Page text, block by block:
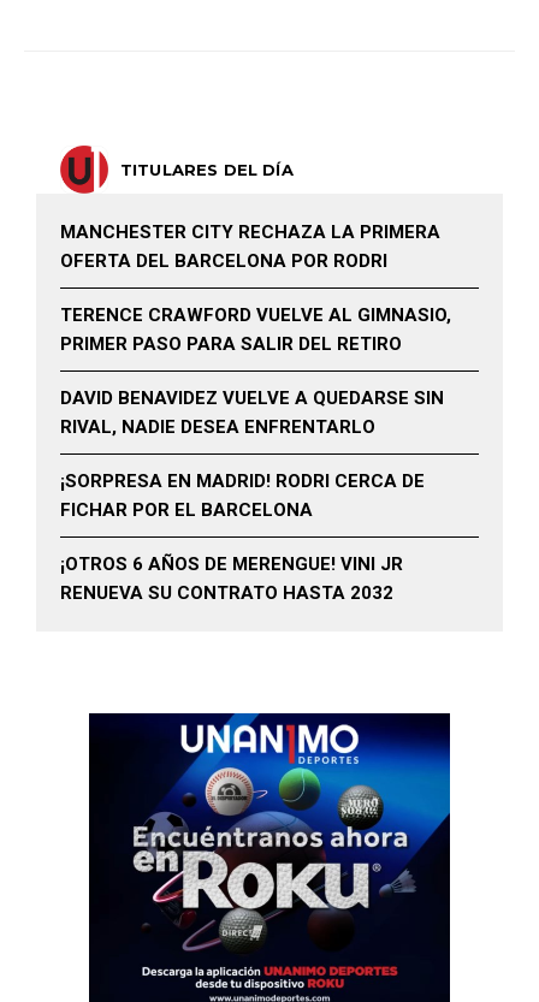
TITULARES DEL DÍA
MANCHESTER CITY RECHAZA LA PRIMERA
OFERTA DEL BARCELONA POR RODRI
TERENCE CRAWFORD VUELVE AL GIMNASIO,
PRIMER PASO PARA SALIR DEL RETIRO
DAVID BENAVIDEZ VUELVE A QUEDARSE SIN
RIVAL, NADIE DESEA ENFRENTARLO
¡SORPRESA EN MADRID! RODRI CERCA DE
FICHAR POR EL BARCELONA
¡OTROS 6 AÑOS DE MERENGUE! VINI JR
RENUEVA SU CONTRATO HASTA 2032